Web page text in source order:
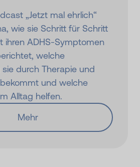
„Jetzt mal ehrlich“
wie sie Schritt für Schritt
ihren ADHS-Symptomen
welche
durch Therapie und
und welche
Alltag helfen.
Mehr